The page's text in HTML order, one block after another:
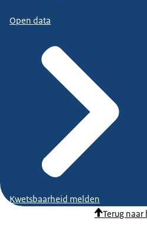
Open data
Kwetsbaarheid melden
Terug naar